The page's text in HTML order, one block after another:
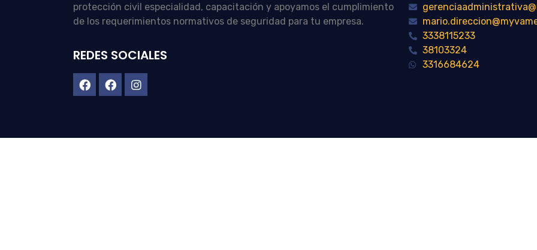
protección civil especialidad, capacitación y apoyamos el cumplimiento
de los requerimientos normativos de seguridad para tu empresa.
REDES SOCIALES
3338115233
38103324
3316684624